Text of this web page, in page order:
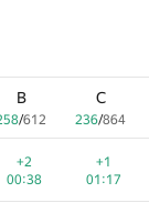
B
/612
C
236/864
+2
00:38
+1
01:17
F
90/277
G
207/851
−3
04:31
—
B
/612
C
236/864
+2
00:38
+1
01:17